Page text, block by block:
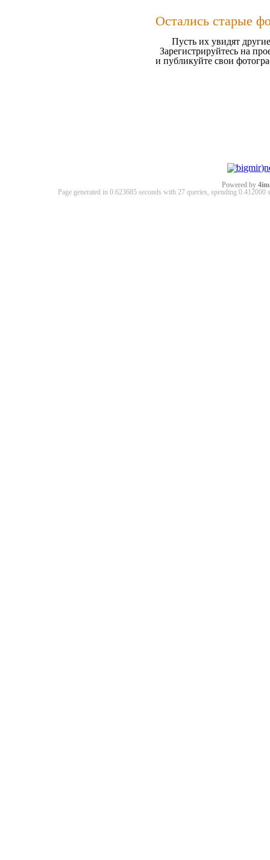
Остались старые
Пусть их увидят
Зарегистрируйтесь на
и публикуйте свои
Powered by
Page generated in 0.623685 seconds with 27 queries, spending